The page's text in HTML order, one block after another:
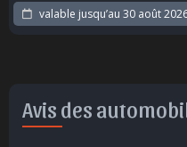
valable jusqu’au 30 août
Avis des